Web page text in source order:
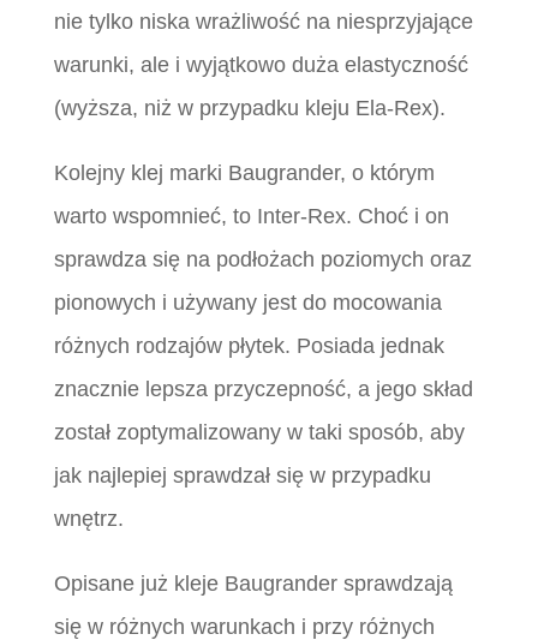
nie tylko niska wrażliwość na niesprzyjające
warunki, ale i wyjątkowo duża elastyczność
(wyższa, niż w przypadku kleju Ela-Rex).
Kolejny klej marki Baugrander, o którym
warto wspomnieć, to Inter-Rex. Choć i on
sprawdza się na podłożach poziomych oraz
pionowych i używany jest do mocowania
różnych rodzajów płytek. Posiada jednak
znacznie lepsza przyczepność, a jego skład
został zoptymalizowany w taki sposób, aby
jak najlepiej sprawdzał się w przypadku
wnętrz.
Opisane już kleje Baugrander sprawdzają
się w różnych warunkach i przy różnych